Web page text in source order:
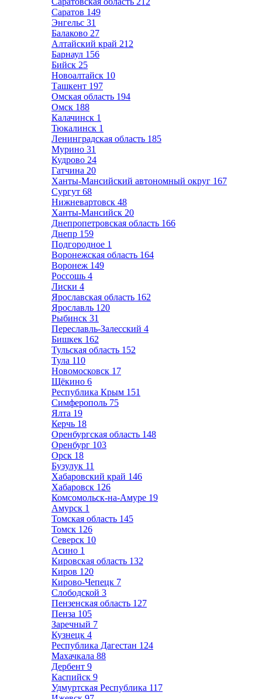
Саратов 149
Энгельс 31
Балаково 27
Алтайский край 212
Барнаул 156
Бийск 25
Новоалтайск 10
Ташкент 197
Омская область 194
Омск 188
Калачинск 1
Тюкалинск 1
Ленинградская область 185
Мурино 31
Кудрово 24
Гатчина 20
Ханты-Мансийский автономный округ 167
Сургут 68
Нижневартовск 48
Ханты-Мансийск 20
Днепропетровская область 166
Днепр 159
Подгородное 1
Воронежская область 164
Воронеж 149
Россошь 4
Лиски 4
Ярославская область 162
Ярославль 120
Рыбинск 31
Переславль-Залесский 4
Бишкек 162
Тульская область 152
Тула 110
Новомосковск 17
Щёкино 6
Республика Крым 151
Симферополь 75
Ялта 19
Керчь 18
Оренбургская область 148
Оренбург 103
Орск 18
Бузулук 11
Хабаровский край 146
Хабаровск 126
Комсомольск-на-Амуре 19
Амурск 1
Томская область 145
Томск 126
Северск 10
Асино 1
Кировская область 132
Киров 120
Кирово-Чепецк 7
Слободской 3
Пензенская область 127
Пенза 105
Заречный 7
Кузнецк 4
Республика Дагестан 124
Махачкала 88
Дербент 9
Каспийск 9
Удмуртская Республика 117